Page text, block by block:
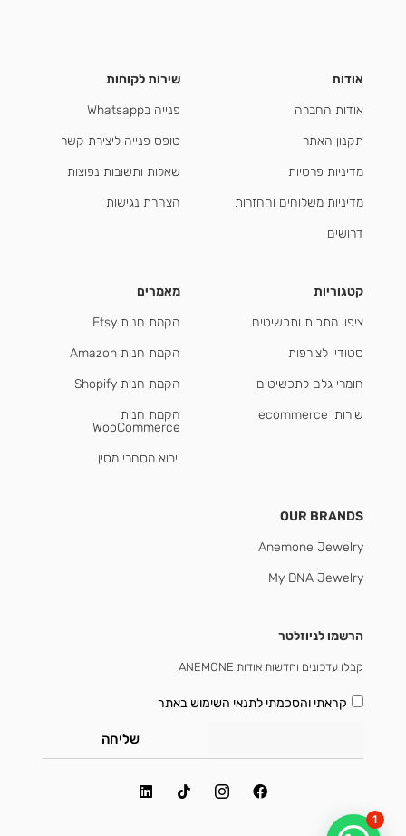
אודות
אודות החברה
תקנון האתר
מדיניות פרטיות
מדיניות משלוחים והחזרות
דרושים
שירות לקוחות
פנייה בWhatsapp
טופס פנייה ליצירת קשר
שאלות ותשובות נפוצות
הצהרת נגישות
קטגוריות
ציפוי מתכות ותכשיטים
סטודיו לצורפות
חומרי גלם לתכשיטים
שירותי ecommerce
מאמרים
הקמת חנות Etsy
הקמת חנות Amazon
הקמת חנות Shopify
הקמת חנות
WooCommerce
ייבוא מסחרי מסין
OUR BRANDS
Anemone Jewelry
My DNA Jewelry
הרשמו לניוזלטר
קבלו עדכונים וחדשות אודות ANEMONE
קראתי והסכמתילתנאי השימוש באתר
שליחה
1